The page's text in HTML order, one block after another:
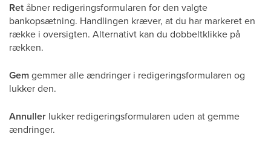
Retåbner redigeringsformularen for den valgte
bankopsætning. Handlingen kræver, at du har markeret en
række i oversigten. Alternativt kan du dobbeltklikke på
rækken.
Gemgemmer alle ændringer i redigeringsformularen og
lukker den.
Annuller lukker redigeringsformularen uden at gemme
ændringer.